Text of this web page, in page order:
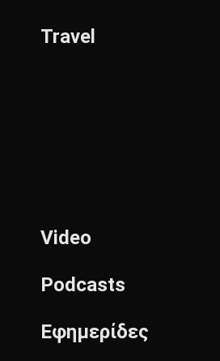
Travel
Video
Podcasts
Εφημερίδες